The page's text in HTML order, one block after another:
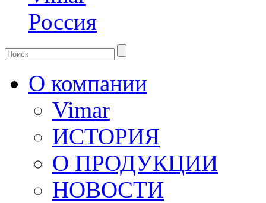
О компании
Vimar
ИСТОРИЯ
О ПРОДУКЦИИ
НОВОСТИ